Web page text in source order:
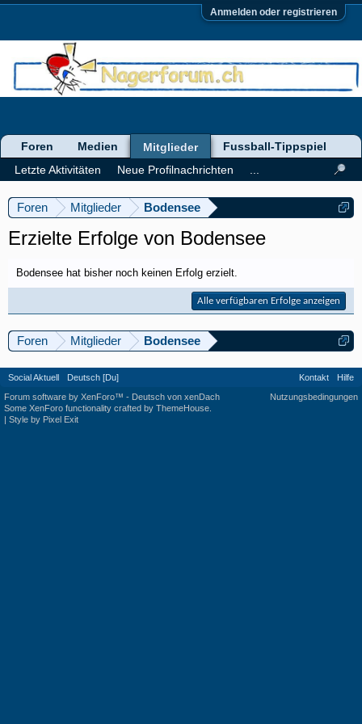
Anmelden oder registrieren
Foren Mitglieder Bodensee
Erzielte Erfolge von Bodensee
Bodensee hat bisher noch keinen Erfolg erzielt.
Alle verfügbaren Erfolge anzeigen
Foren Mitglieder Bodensee
Foren Medien
Mitglieder
Letzte Aktivitäten
Neue Profilnachrichten
Fussball-Tippspiel
Social Aktuell Deutsch [Du] Kontakt
Hilfe
Nutzungsbedingungen
Forum software by XenForo™ - Deutsch von xenDach
Some XenForo functionality crafted by ThemeHouse
| Style by Pixel Exit